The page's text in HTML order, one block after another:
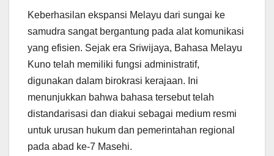
Keberhasilan ekspansi Melayu dari sungai ke
samudra sangat bergantung pada alat komunikasi
yang efisien. Sejak era Sriwijaya, Bahasa Melayu
Kuno telah memiliki fungsi administratif,
digunakan dalam birokrasi kerajaan. Ini
menunjukkan bahwa bahasa tersebut telah
distandarisasi dan diakui sebagai medium resmi
untuk urusan hukum dan pemerintahan regional
pada abad ke-7 Masehi.